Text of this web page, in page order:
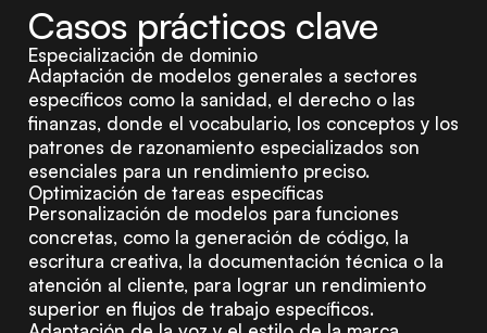
Casos prácticos clave
Especialización de dominio
Adaptación de modelos generales a sectores
específicos como la sanidad, el derecho o las
finanzas, donde el vocabulario, los conceptos y los
patrones de razonamiento especializados son
esenciales para un rendimiento preciso.
Optimización de tareas específicas
Personalización de modelos para funciones
concretas, como la generación de código, la
escritura creativa, la documentación técnica o la
atención al cliente, para lograr un rendimiento
superior en flujos de trabajo específicos.